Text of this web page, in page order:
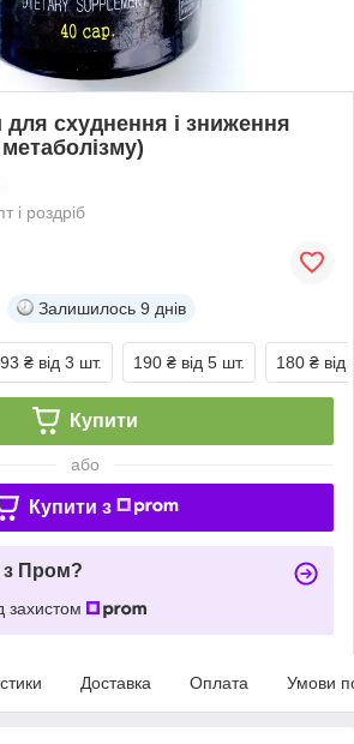
схуднення і зниження
і роздріб
Залишилось 9 днів
₴ від 3 шт. 190 ₴ від 5 шт. 180 ₴ від
Купити
або
Купити з
з Пром?
захистом
Доставка Оплата Умови